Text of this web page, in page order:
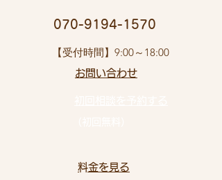
​ 070-9194-1570
​【受付時間】9:00～18:00
お問い合わせ​
​料金を見る